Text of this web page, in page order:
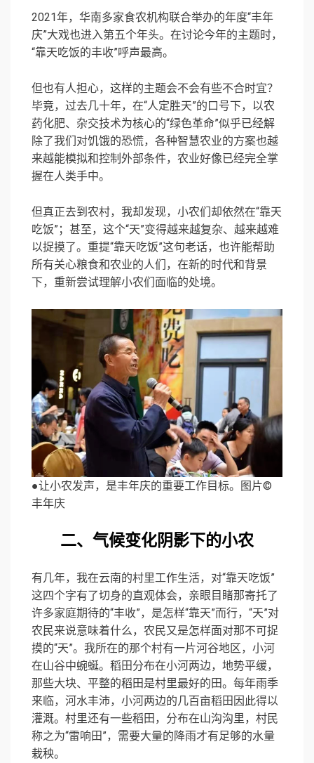
2021年，华南多家食农机构联合举办的年度“丰年
庆”大戏也进入第五个年头。在讨论今年的主题时，
“靠天吃饭的丰收”呼声最高。
但也有人担心，这样的主题会不会有些不合时宜？
毕竟，过去几十年，在“人定胜天”的口号下，以农
药化肥、杂交技术为核心的“绿色革命”似乎已经解
除了我们对饥饿的恐慌，各种智慧农业的方案也越
来越能模拟和控制外部条件，农业好像已经完全掌
握在人类手中。
但真正去到农村，我却发现，小农们却依然在“靠天
吃饭”；甚至，这个“天”变得越来越复杂、越来越难
以捉摸了。重提“靠天吃饭”这句老话，也许能帮助
所有关心粮食和农业的人们，在新的时代和背景
下，重新尝试理解小农们面临的处境。
●让小农发声，是丰年庆的重要工作目标。图片©️
丰年庆
二、气候变化阴影下的小农
有几年，我在云南的村里工作生活，对“靠天吃饭”
这四个字有了切身的直观体会，亲眼目睹那寄托了
许多家庭期待的“丰收”，是怎样“靠天”而行，“天”对
农民来说意味着什么，农民又是怎样面对那不可捉
摸的“天”。我所在的那个村有一片河谷地区，小河
在山谷中蜿蜒。稻田分布在小河两边，地势平缓，
那些大块、平整的稻田是村里最好的田。每年雨季
来临，河水丰沛，小河两边的几百亩稻田因此得以
灌溉。村里还有一些稻田，分布在山沟沟里，村民
称之为“雷响田”，需要大量的降雨才有足够的水量
栽秧。